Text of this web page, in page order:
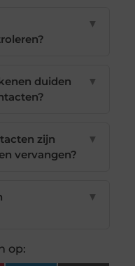
▼
duiden
▼
zijn
vervangen?
▼
▼
op: